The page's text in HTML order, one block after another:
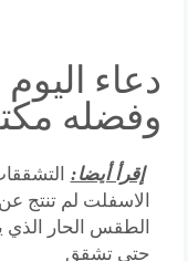
دعاء
وفضله
إقرأ أيضا:
الاسفلت لم تنتج عن
الطقس الحار
حتي تشقق